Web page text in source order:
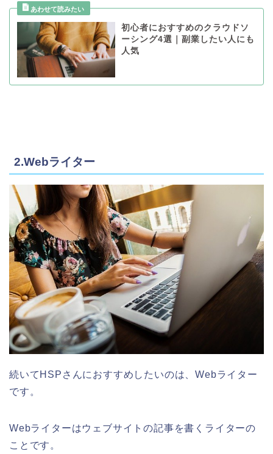
初心者におすすめのクラウドソ
ーシング4選｜副業したい人にも
人気
2.Webライター
続いてHSPさんにおすすめしたいのは、Webライター
です。
Webライターはウェブサイトの記事を書くライターの
ことです。